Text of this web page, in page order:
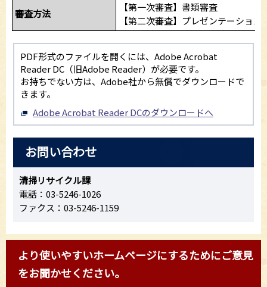
審査方法
【第一次審査】書類審査
【第二次審査】プレゼンテーショ
PDF形式のファイルを開くには、Adobe Acrobat
Reader DC（旧Adobe Reader）が必要です。
お持ちでない方は、Adobe社から無償でダウンロードで
きます。
Adobe Acrobat Reader DCのダウンロードへ
お問い合わせ
清掃リサイクル課
電話：03-5246-1026
ファクス：03-5246-1159
より使いやすいホームページにするためにご意見
をお聞かせください。